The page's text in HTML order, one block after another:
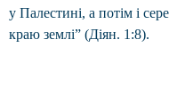
у Палестині, а потім і
краю землі” (Діян. 1:8).